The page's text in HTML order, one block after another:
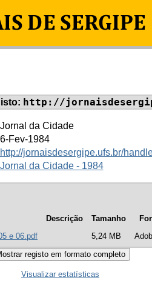
http://
Jornal da Cidade
6-Fev-1984
http://jornaisdesergipe.ufs.br/
Jornal da Cidade - 1984
Descrição Tamanho
e 06.pdf
5,24 MB
Visualizar estatísticas